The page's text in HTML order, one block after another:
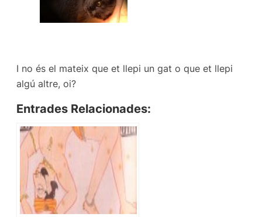
I no és el mateix que et llepi un gat o que et llepi
algú altre, oi?
Entrades Relacionades: